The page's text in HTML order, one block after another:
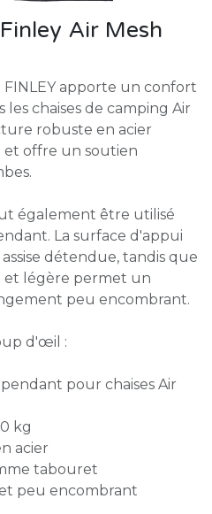
Air Mesh
apporte un confort
chaises de camping Air
robuste en acier
et offre un soutien
également être utilisé
La surface d'appui
détendue, tandis que
et légère permet un
peu encombrant.
d'œil :
pour chaises Air
kg
acier
tabouret
peu encombrant